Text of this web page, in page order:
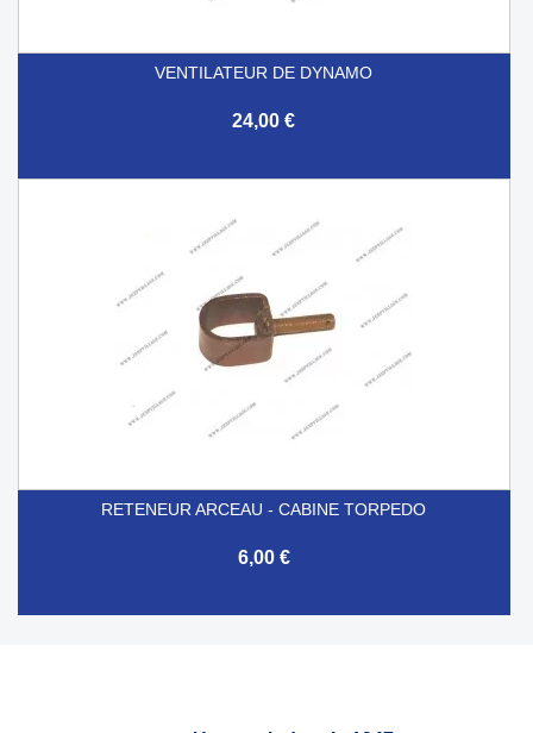
VENTILATEUR DE DYNAMO
24,00 €
RETENEUR ARCEAU - CABINE TORPEDO
6,00 €